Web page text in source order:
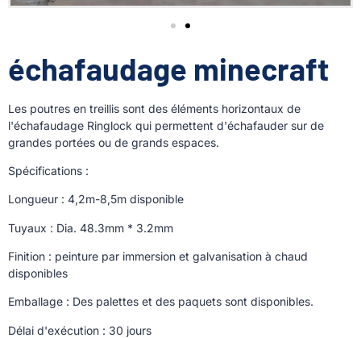
échafaudage minecraft
Les poutres en treillis sont des éléments horizontaux de
l'échafaudage Ringlock qui permettent d'échafauder sur de
grandes portées ou de grands espaces.
Spécifications :
Longueur : 4,2m-8,5m disponible
Tuyaux : Dia. 48.3mm * 3.2mm
Finition : peinture par immersion et galvanisation à chaud
disponibles
Emballage : Des palettes et des paquets sont disponibles.
Délai d'exécution : 30 jours